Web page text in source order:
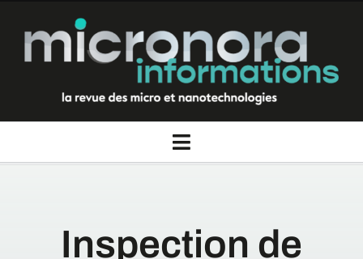
contenu
Toggle
Inspection de